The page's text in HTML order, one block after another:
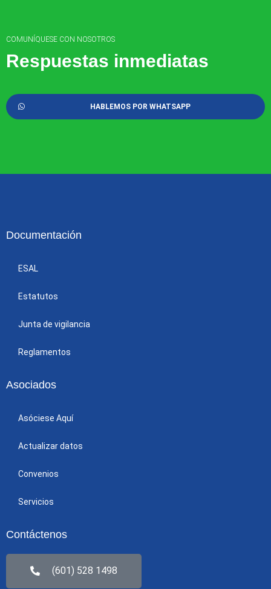
COMUNÍQUESE CON NOSOTROS
Respuestas inmediatas
HABLEMOS POR WHATSAPP
Documentación
ESAL
Estatutos
Junta de vigilancia
Reglamentos
Asociados
Asóciese Aquí
Actualizar datos
Convenios
Servicios
Contáctenos
(601) 528 1498